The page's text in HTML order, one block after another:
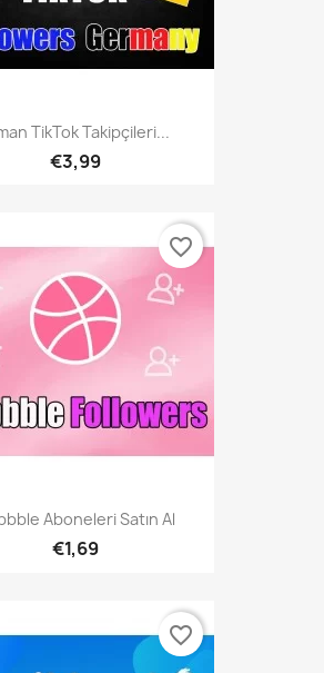
TikTok Takipçileri...
€3,99
Aboneleri Satın Al
€1,69
favorite_border
favorite_border